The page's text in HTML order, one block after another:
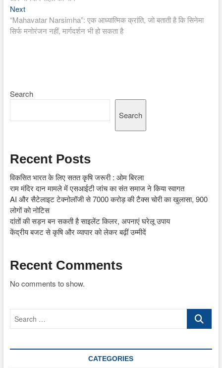
NextNext
post:
“Mahavatar Narsimha”: एक आध्यात्मिक क्रांति, जो बताती है कि सिनेमा
सिर्फ मनोरंजन नहीं, मार्गदर्शन भी हो सकता है
Search
Search
Recent Posts
विकसित भारत के लिए सतत कृषि जरूरी : ओम बिरला
राम मंदिर दान मामले में एसआईटी जांच का संत समाज ने किया स्वागत
AI और सैटेलाइट टेक्नोलॉजी से 7000 करोड़ की टैक्स चोरी का खुलासा, 900
लोगों को नोटिस
दांतों की सड़न बन सकती है साइलेंट किलर, अपनाएं घरेलू उपाय
केंद्रीय बजट से कृषि और व्यापार को लेकर बढ़ीं उम्मीदें
Recent Comments
No comments to show.
Search
CATEGORIES